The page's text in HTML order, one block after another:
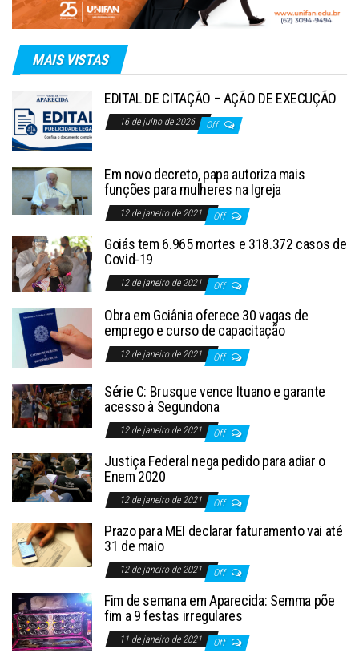
MAIS VISTAS
EDITAL DE CITAÇÃO – AÇÃO DE EXECUÇÃO
16 de julho de 2026 Off
Em novo decreto, papa autoriza mais
funções para mulheres na Igreja
12 de janeiro de 2021 Off
Goiás tem 6.965 mortes e 318.372 casos de
Covid-19
12 de janeiro de 2021 Off
Obra em Goiânia oferece 30 vagas de
emprego e curso de capacitação
12 de janeiro de 2021 Off
Série C: Brusque vence Ituano e garante
acesso à Segundona
12 de janeiro de 2021 Off
Justiça Federal nega pedido para adiar o
Enem 2020
12 de janeiro de 2021 Off
Prazo para MEI declarar faturamento vai até
31 de maio
12 de janeiro de 2021 Off
Fim de semana em Aparecida: Semma põe
fim a 9 festas irregulares
11 de janeiro de 2021 Off